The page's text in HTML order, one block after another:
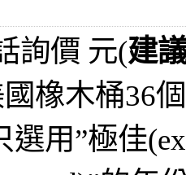
詢價 元(建
橡木桶36
用”極佳